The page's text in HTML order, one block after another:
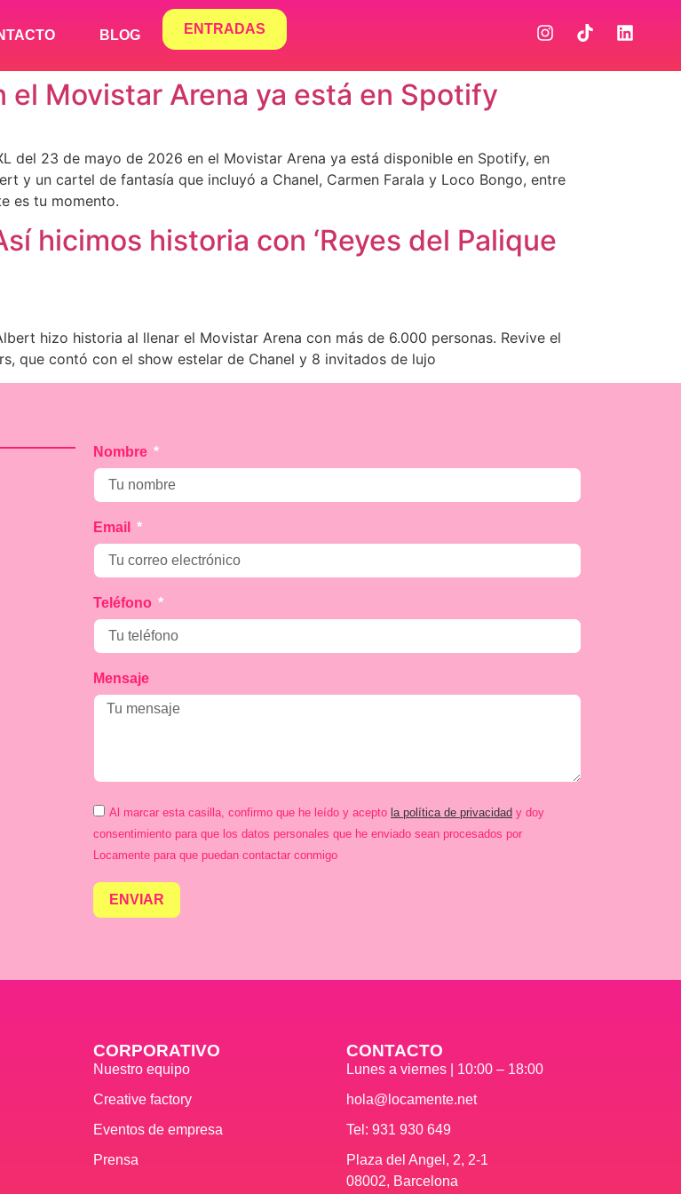
BLOG ENTRADAS
el Movistar Arena ya está en Spotify
del 23 de mayo de 2026 en el Movistar Arena ya está disponible en Spotify, en
y un cartel de fantasía que incluyó a Chanel, Carmen Farala y Loco Bongo, entre
es tu momento.
hicimos historia con ‘Reyes del Palique
hizo historia al llenar el Movistar Arena con más de 6.000 personas. Revive el
que contó con el show estelar de Chanel y 8 invitados de lujo
Nombre
Email
Teléfono
Mensaje
Al marcar esta casilla, confirmo que he leído y acepto la política de privacidad y doy
consentimiento para que los datos personales que he enviado sean procesados por
Locamente para que puedan contactar conmigo
ENVIAR
CORPORATIVO
Nuestro equipo
Creative factory
Eventos de empresa
Prensa
CONTACTO
Lunes a viernes | 10:00 – 18:00
hola@locamente.net
Tel: 931 930 649
Plaza del Angel, 2, 2-1
08002, Barcelona